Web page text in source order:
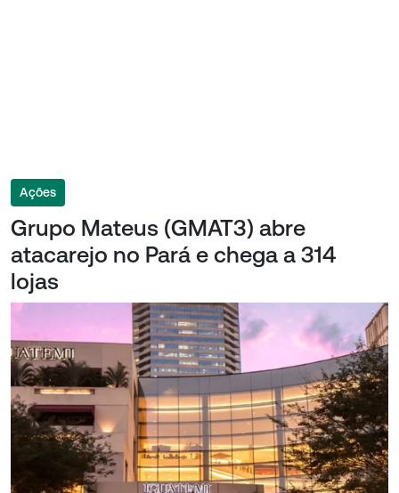
Ações
Grupo Mateus (GMAT3) abre
atacarejo no Pará e chega a 314
lojas